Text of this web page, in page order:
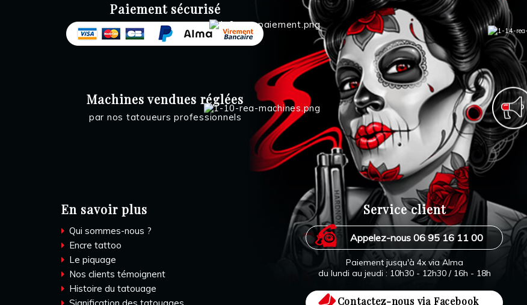
Paiement sécurisé
Machines vendues réglées
par nos tatoueurs professionnels
En savoir plus
Qui sommes-nous ?
Encre tattoo
Le piquage
Nos clients témoignent
Histoire du tatouage
Service client
Appelez-nous 06 95 16 11 00
Paiement jusqu'à 4x via Alma
du lundi au jeudi : 10h30 - 12h30 / 16h - 18h
Contactez-nous via Facebook